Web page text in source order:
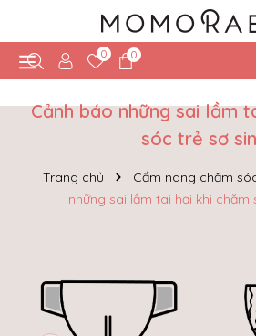
0 0
Cảnh báo những sai lầm
sóc trẻ sơ
Trang chủ Cẩm nang chăm
những sai lầm tai hại khi chăm